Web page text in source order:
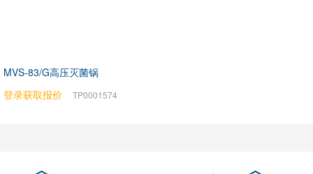
MVS-83/G高压灭菌锅
登录获取报价
TP0001574